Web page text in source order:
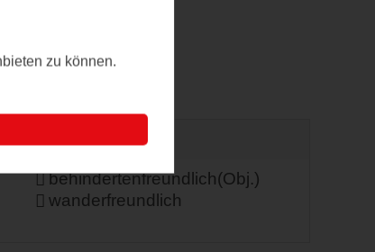
behindertenfreundlich(Obj.)
wanderfreundlich
zu können.